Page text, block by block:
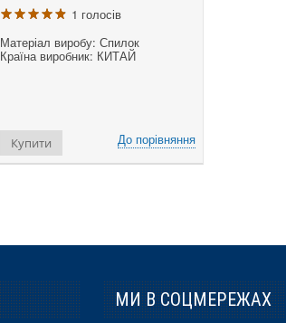
1 голосів
Матеріал виробу: Спилок
Країна виробник: КИТАЙ
До порівняння
Купити
МИ В СОЦМЕРЕЖАХ